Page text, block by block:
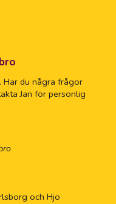
Har du några frågor
Jan för personlig
och Hjo